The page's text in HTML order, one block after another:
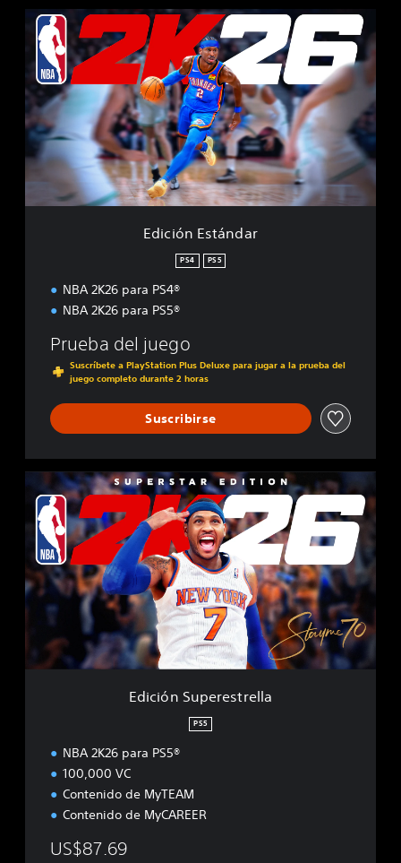
i
ó
n
E
n
Edición Estándar
PS4 PS5
NBA 2K26 para PS4®
NBA 2K26 para PS5®
Prueba del juego
Suscríbete a PlayStation Plus Deluxe para jugar a la prueba del
juego completo durante 2 horas
Suscribirse
ó
n
S
r
Edición Superestrella
PS5
NBA 2K26 para PS5®
100,000 VC
Contenido de MyTEAM
Contenido de MyCAREER
US$87.69